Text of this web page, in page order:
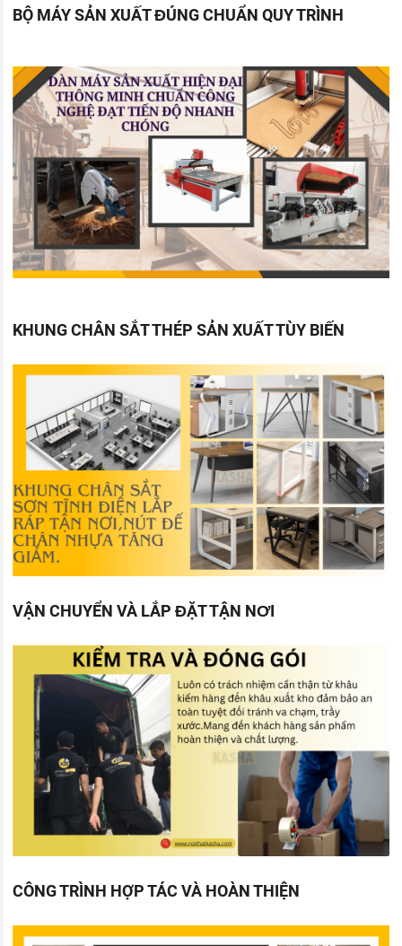
BỘ MÁY SẢN XUẤT ĐÚNG CHUẨN QUY TRÌNH
KHUNG CHÂN SẮT THÉP SẢN XUẤT TÙY BIẾN
VẬN CHUYỂN VÀ LẮP ĐẶT TẬN NƠI
CÔNG TRÌNH HỢP TÁC VÀ HOÀN THIỆN